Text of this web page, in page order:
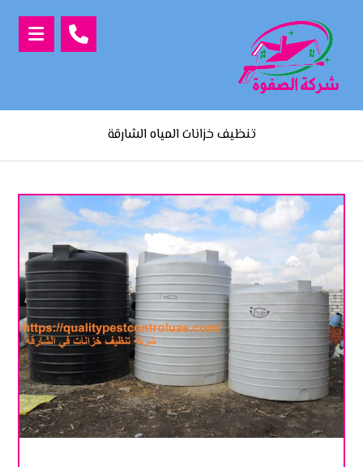
تنظيف خزانات المياه الشارقة